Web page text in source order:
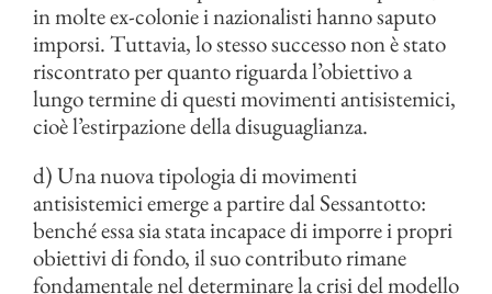
in molte ex-colonie i nazionalisti hanno saputo
imporsi. Tuttavia, lo stesso successo non è stato
riscontrato per quanto riguarda l’obiettivo a
lungo termine di questi movimenti antisistemici,
cioè l’estirpazione della disuguaglianza.
d) Una nuova tipologia di movimenti
antisistemici emerge a partire dal Sessantotto:
benché essa sia stata incapace di imporre i propri
obiettivi di fondo, il suo contributo rimane
fondamentale nel determinare la crisi del modello